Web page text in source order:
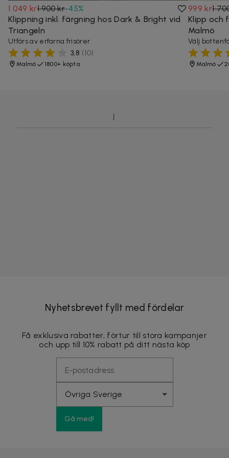
1 049 kr1 900 kr-45%
Klippning inkl. färgning hos Dark & Bright vid
Triangeln
Utförs av erfarna frisörer
3,8 (10)
Malmö 1800+ köpta
999 kr1
Klipp och
Malmö
Välj
Malmö
Nyhetsbrevet fyllt med fördelar
Få exklusiva rabatter, förtur till stora kampanjer
och upp till 10% rabatt på ditt nästa köp
Gå med!